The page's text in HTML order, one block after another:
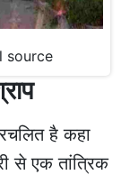
source
है कहा
से एक तांत्रिक